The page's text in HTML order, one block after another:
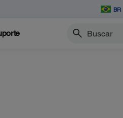
BR
Buscar